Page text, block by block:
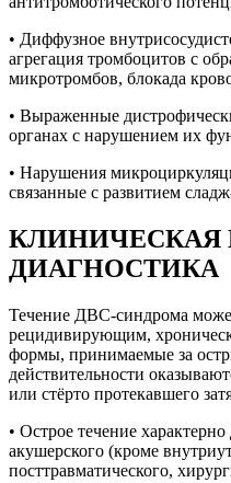
• Диффузное
агрегация тромбоцитов с
микротромбов, блокада
• Выраженные
органах с нарушением их
• Нарушения
связанные с развитием
КЛИНИЧЕСКАЯ
ДИАГНОСТИКА
Течение ДВС-синдрома
рецидивирующим,
формы, принимаемые за
действительности
или стёрто протекавшего
• Острое течение
акушерского (кроме
посттравматического,